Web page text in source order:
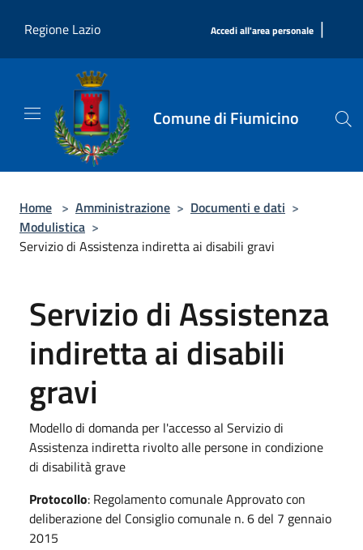
Regione Lazio
Accedi all'area personale |
Comune di Fiumicino
Home > Amministrazione > Documenti e dati >
Modulistica >
Servizio di Assistenza indiretta ai disabili gravi
Servizio di Assistenza
indiretta ai disabili
gravi
Modello di domanda per l'accesso al Servizio di
Assistenza indiretta rivolto alle persone in condizione
di disabilità grave
Protocollo: Regolamento comunale Approvato con
deliberazione del Consiglio comunale n. 6 del 7 gennaio
2015